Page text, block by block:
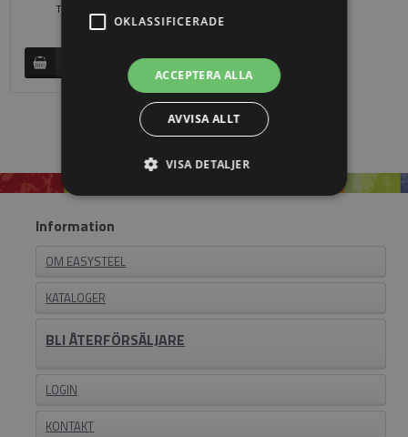
Till 30 x 30 i smidesjärn
SEK 397,19
Information
OM EASYSTEEL
KATALOGER
BLI ÅTERFÖRSÄLJARE
LOGIN
KONTAKT
OKLASSIFICERADE
ACCEPTERA ALLA
AVVISA ALLT
VISA DETALJER